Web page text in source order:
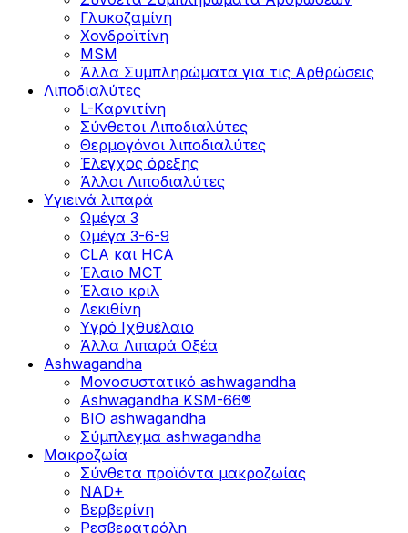
Γλυκοζαμίνη
Χονδροϊτίνη
MSM
Άλλα Συμπληρώματα για τις Αρθρώσεις
Λιποδιαλύτες
L-Kαρνιτίνη
Σύνθετοι Λιποδιαλύτες
Θερμογόνοι λιποδιαλύτες
Έλεγχος όρεξης
Άλλοι Λιποδιαλύτες
Υγιεινά λιπαρά
Ωμέγα 3
Ωμέγα 3-6-9
CLA και HCA
Έλαιο MCT
Έλαιο κριλ
Λεκιθίνη
Υγρό Ιχθυέλαιο
Άλλα Λιπαρά Οξέα
Ashwagandha
Μονοσυστατικό ashwagandha
Ashwagandha KSM-66®
BIO ashwagandha
Σύμπλεγμα ashwagandha
Μακροζωία
Σύνθετα προϊόντα μακροζωίας
NAD+
Βερβερίνη
Ρεσβερατρόλη